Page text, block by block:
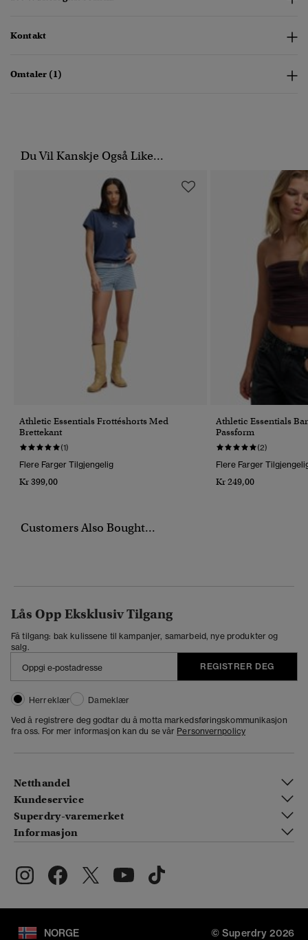
Kontakt
Omtaler (1)
Du Vil Kanskje Også Like...
Athletic Essentials Frottéshorts Med
Brettekant
(1)
Flere Farger Tilgjengelig
Kr 399,00
Athletic Essentials
Passform
(2)
Flere Farger
Kr 249,00
Customers Also Bought...
Lås Opp Eksklusiv Tilgang
Få tilgang: bak kulissene til kampanjer, samarbeid, nye produkter og
salg.
REGISTRER DEG
Herreklær
Dameklær
Ved å registrere deg godtar du å motta markedsføringskommunikasjon
fra oss. For mer informasjon kan du se vår Personvernpolicy
Netthandel
Kundeservice
Superdry-varemerket
Informasjon
NORGE © Superdry 2026